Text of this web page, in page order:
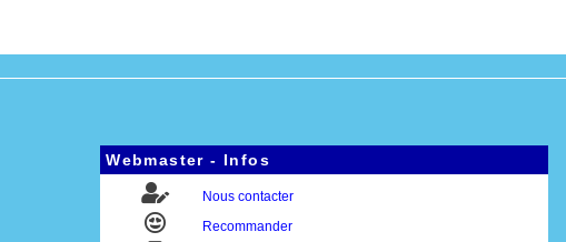
Webmaster - Infos
Nous contacter
Recommander